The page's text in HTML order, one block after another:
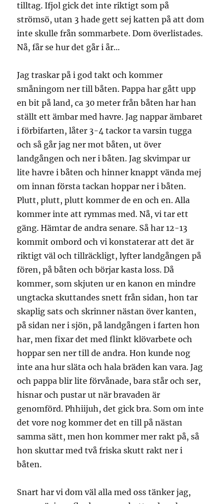
tilltag. Ifjol gick det inte riktigt som på
strömsö, utan 3 hade gett sej katten på att dom
inte skulle från sommarbete. Dom överlistades.
Nå, får se hur det går i år…
Jag traskar på i god takt och kommer
småningom ner till båten. Pappa har gått upp
en bit på land, ca 30 meter från båten har han
ställt ett ämbar med havre. Jag nappar ämbaret
i förbifarten, låter 3-4 tackor ta varsin tugga
och så går jag ner mot båten, ut över
landgången och ner i båten. Jag skvimpar ur
lite havre i båten och hinner knappt vända mej
om innan första tackan hoppar ner i båten.
Plutt, plutt, plutt kommer de en och en. Alla
kommer inte att rymmas med. Nå, vi tar ett
gäng. Hämtar de andra senare. Så har 12-13
kommit ombord och vi konstaterar att det är
riktigt väl och tillräckligt, lyfter landgången på
fören, på båten och börjar kasta loss. Då
kommer, som skjuten ur en kanon en mindre
ungtacka skuttandes snett från sidan, hon tar
skaplig sats och skrinner nästan över kanten,
på sidan ner i sjön, på landgången i farten hon
har, men fixar det med flinkt klövarbete och
hoppar sen ner till de andra. Hon kunde nog
inte ana hur släta och hala bräden kan vara. Jag
och pappa blir lite förvånade, bara står och ser,
hisnar och pustar ut när bravaden är
genomförd. Phhiijuh, det gick bra. Som om inte
det vore nog kommer det en till på nästan
samma sätt, men hon kommer mer rakt på, så
hon skuttar med två friska skutt rakt ner i
båten.
Snart har vi dom väl alla med oss tänker jag,